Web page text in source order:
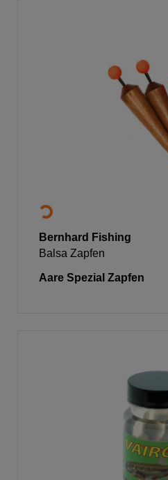
Bernhard Fishing
Balsa Zapfen
Aare Spezial Zapfen